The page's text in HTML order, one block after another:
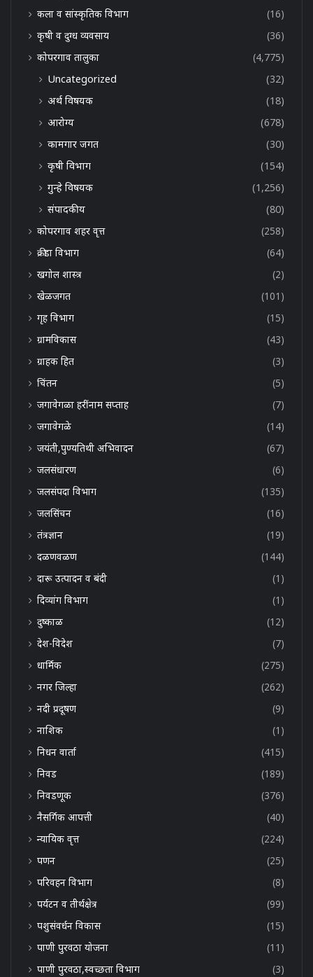
कला व सांस्कृतिक विभाग
(16)
कृषी व दुग्ध व्यवसाय
(36)
कोपरगाव तालुका
(4,775)
Uncategorized
(32)
अर्थ विषयक
(18)
आरोग्य
(678)
कामगार जगत
(30)
कृषी विभाग
(154)
गुन्हे विषयक
(1,256)
संपादकीय
(80)
कोपरगाव शहर वृत्त
(258)
क्रीडा विभाग
(64)
खगोल शास्त्र
(2)
खेळजगत
(101)
गृह विभाग
(15)
ग्रामविकास
(43)
ग्राहक हित
(3)
चिंतन
(5)
जगावेगळा हरींनाम सप्ताह
(7)
जगावेगळे
(14)
जयंती,पुण्यतिथी अभिवादन
(67)
जलसंधारण
(6)
जलसंपदा विभाग
(135)
जलसिंचन
(16)
तंत्रज्ञान
(19)
दळणवळण
(144)
दारू उत्पादन व बंदी
(1)
दिव्यांग विभाग
(1)
दुष्काळ
(12)
देश-विदेश
(7)
धार्मिक
(275)
नगर जिल्हा
(262)
नदी प्रदूषण
(9)
नाशिक
(1)
निधन वार्ता
(415)
निवड
(189)
निवडणूक
(376)
नैसर्गिक आपत्ती
(40)
न्यायिक वृत्त
(224)
पणन
(25)
परिवहन विभाग
(8)
पर्यटन व तीर्थक्षेत्र
(99)
पशुसंवर्धन विकास
(15)
पाणी पुरवठा योजना
(11)
पाणी पुरवठा,स्वच्छता विभाग
(3)